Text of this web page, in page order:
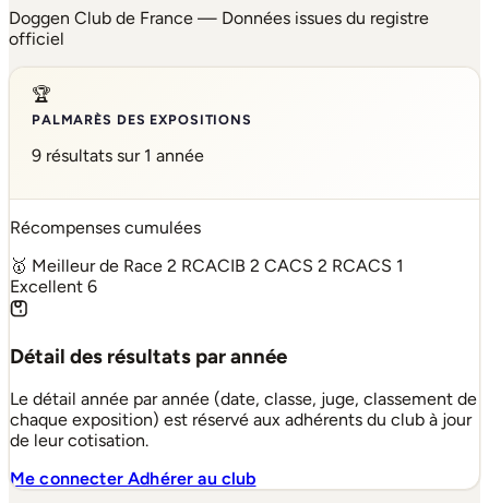
Doggen Club de France — Données issues du registre
officiel
🏆
PALMARÈS DES EXPOSITIONS
9 résultats sur 1 année
Récompenses cumulées
🥇 Meilleur de Race 2 RCACIB 2 CACS 2 RCACS 1
Excellent 6
Détail des résultats par année
Le détail année par année (date, classe, juge, classement de
chaque exposition) est réservé aux adhérents du club à jour
de leur cotisation.
Me connecterAdhérer au club